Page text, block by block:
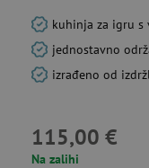
kuhinja za igru
jednostavno
izrađeno od
115,00 €
Na zalihi